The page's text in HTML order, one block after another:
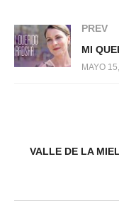
PREV
MI
MAYO
VALLE DE LA